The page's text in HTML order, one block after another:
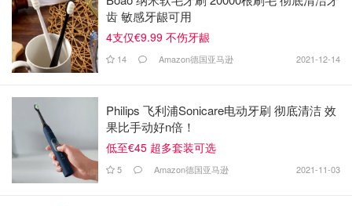
齿 敏感牙龈可用
4支仅€9.99 不伤牙龈
14 Amazon德国亚马逊 2021-12-14
Philips 飞利浦Sonicare电动牙刷 彻底清洁 效
果比手动好n倍！
低至€45 超多套装可选
5 Amazon德国亚马逊 2021-11-03